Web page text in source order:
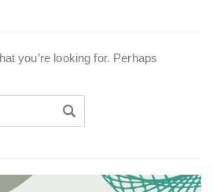
you’re looking for. Perhaps